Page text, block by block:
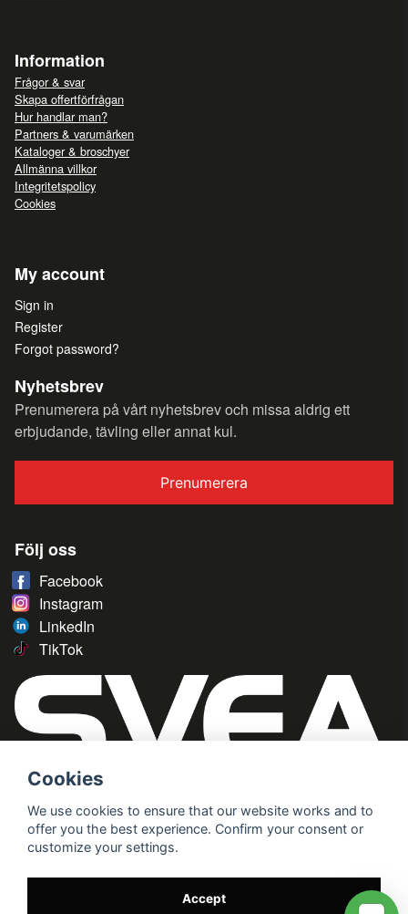
Information
Frågor & svar
Skapa offertförfrågan
Hur handlar man?
Partners & varumärken
Kataloger & broschyer
Allmänna villkor
Integritetspolicy
Cookies
My account
Sign in
Register
Forgot password?
Nyhetsbrev
Prenumerera på vårt nyhetsbrev och missa aldrig ett
erbjudande, tävling eller annat kul.
Prenumerera
Följ oss
Facebook
Instagram
LinkedIn
TikTok
Cookies
We use cookies to ensure that our website works and to
offer you the best experience. Confirm your consent or
customize your settings.
Accept